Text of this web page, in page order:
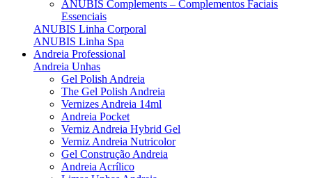
ANUBIS Complements – Complementos Faciais
Essenciais
ANUBIS Linha Corporal
ANUBIS Linha Spa
Andreia Professional
Andreia Unhas
Gel Polish Andreia
The Gel Polish Andreia
Vernizes Andreia 14ml
Andreia Pocket
Verniz Andreia Hybrid Gel
Verniz Andreia Nutricolor
Gel Construção Andreia
Andreia Acrílico